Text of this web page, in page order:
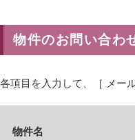
物件のお問い合わ
各項目を入力して、［ メー
物件名